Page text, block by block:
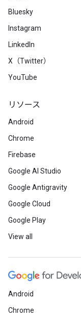
Bluesky
Instagram
LinkedIn
X（Twitter）
YouTube
リソース
Android
Chrome
Firebase
Google AI Studio
Google Antigravity
Google Cloud
Google Play
View all
Android
Chrome